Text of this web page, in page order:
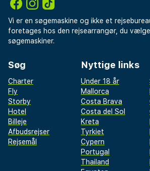
Vi er en søgemaskine og ikke et
foretages hos den rejsearrangør, du
søgemaskiner.
Søg
Charter
Fly
Storby
Hotel
Billeje
Afbudsrejser
Rejsemål
Nyttige links
Under 18 år
Mallorca
Costa Brava
Costa del Sol
Kreta
Tyrkiet
Cypern
Portugal
Thailand